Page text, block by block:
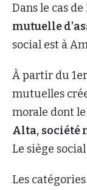
Dans le cas de
mutuelle
social est à
À partir du
mutuelles
morale dont
Alta, société
Le siège
Les